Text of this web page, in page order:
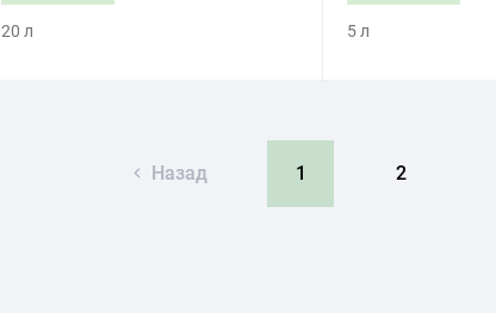
20 л 5 л
Назад 1 2